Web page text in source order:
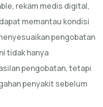
rekam medis digital,
memantau kondisi
pengobatan
tidak hanya
pengobatan, tetapi
penyakit sebelum